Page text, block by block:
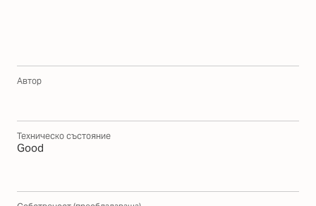
Автор
Техническо състояние
Good